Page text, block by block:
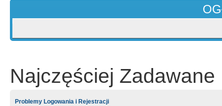
Najczęściej Zadawane
Problemy Logowania i Rejestracji